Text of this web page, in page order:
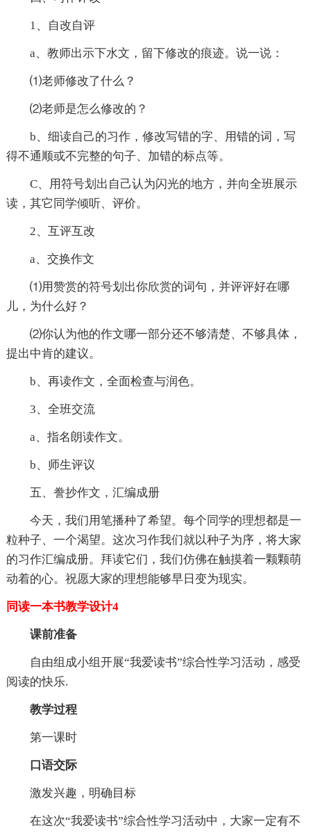
1、自改自评
a、教师出示下水文，留下修改的痕迹。说一说：
⑴老师修改了什么？
⑵老师是怎么修改的？
b、细读自己的习作，修改写错的字、用错的词，写
得不通顺或不完整的句子、加错的标点等。
C、用符号划出自己认为闪光的地方，并向全班展示
读，其它同学倾听、评价。
2、互评互改
a、交换作文
⑴用赞赏的符号划出你欣赏的词句，并评评好在哪
儿，为什么好？
⑵你认为他的作文哪一部分还不够清楚、不够具体，
提出中肯的建议。
b、再读作文，全面检查与润色。
3、全班交流
a、指名朗读作文。
b、师生评议
五、誊抄作文，汇编成册
今天，我们用笔播种了希望。每个同学的理想都是一
粒种子、一个渴望。这次习作我们就以种子为序，将大家
的习作汇编成册。拜读它们，我们仿佛在触摸着一颗颗萌
动着的心。祝愿大家的理想能够早日变为现实。
同读一本书教学设计4
课前准备
自由组成小组开展“我爱读书”综合性学习活动，感受
阅读的快乐.
教学过程
第一课时
口语交际
激发兴趣，明确目标
在这次“我爱读书”综合性学习活动中，大家一定有不